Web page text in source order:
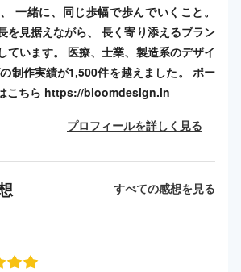
一緒に、同じ歩幅で歩んでいくこと。
を見据えながら、 長く寄り添えるブラン
ています。 医療、士業、製造系のデザイ
制作実績が1,500件を越えました。 ポー
こちら https://bloomdesign.in
プロフィールを詳しく見る
すべての感想を見る